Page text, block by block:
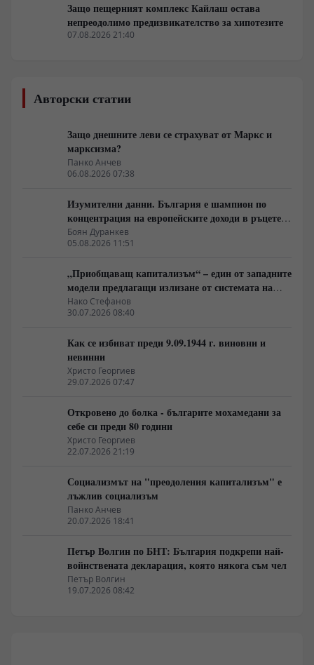
Защо пещерният комплекс Кайлаш остава
непреодолимо предизвикателство за хипотезите
07.08.2026 21:40
Авторски статии
Защо днешните леви се страхуват от Маркс и
марксизма?
Панко Анчев
06.08.2026 07:38
Изумителни данни. България е шампион по
концентрация на европейските доходи в ръцете
на най-богатия 1%, надминава и САЩ
Боян Дуранкев
05.08.2026 11:51
„Приобщаващ капитализъм“ – един от западните
модели предлагащи излизане от системата на
неолиберализма
Нако Стефанов
30.07.2026 08:40
Как се избиват преди 9.09.1944 г. виновни и
невинни
Христо Георгиев
29.07.2026 07:47
Откровено до болка - българите мохамедани за
себе си преди 80 години
Христо Георгиев
22.07.2026 21:19
Социализмът на "преодоления капитализъм" е
лъжлив социализъм
Панко Анчев
20.07.2026 18:41
Петър Волгин по БНТ: България подкрепи най-
войнствената декларация, която някога съм чел
Петър Волгин
19.07.2026 08:42